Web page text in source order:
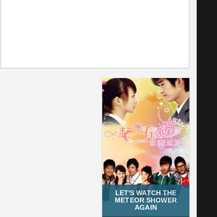
LET'S WATCH THE
METEOR SHOWER
AGAIN